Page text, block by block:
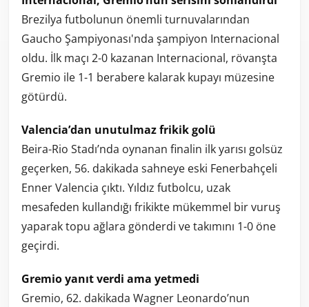
Brezilya futbolunun önemli turnuvalarından
Gaucho Şampiyonası'nda şampiyon Internacional
oldu. İlk maçı 2-0 kazanan Internacional, rövanşta
Gremio ile 1-1 berabere kalarak kupayı müzesine
götürdü.
Valencia’dan unutulmaz frikik golü
Beira-Rio Stadı’nda oynanan finalin ilk yarısı golsüz
geçerken, 56. dakikada sahneye eski Fenerbahçeli
Enner Valencia çıktı. Yıldız futbolcu, uzak
mesafeden kullandığı frikikte mükemmel bir vuruş
yaparak topu ağlara gönderdi ve takımını 1-0 öne
geçirdi.
Gremio yanıt verdi ama yetmedi
Gremio, 62. dakikada Wagner Leonardo’nun